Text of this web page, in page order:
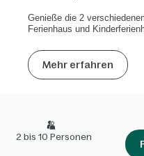
Genieße die 2
Ferienhaus und
Mehr erfahren
2 bis 10 Personen